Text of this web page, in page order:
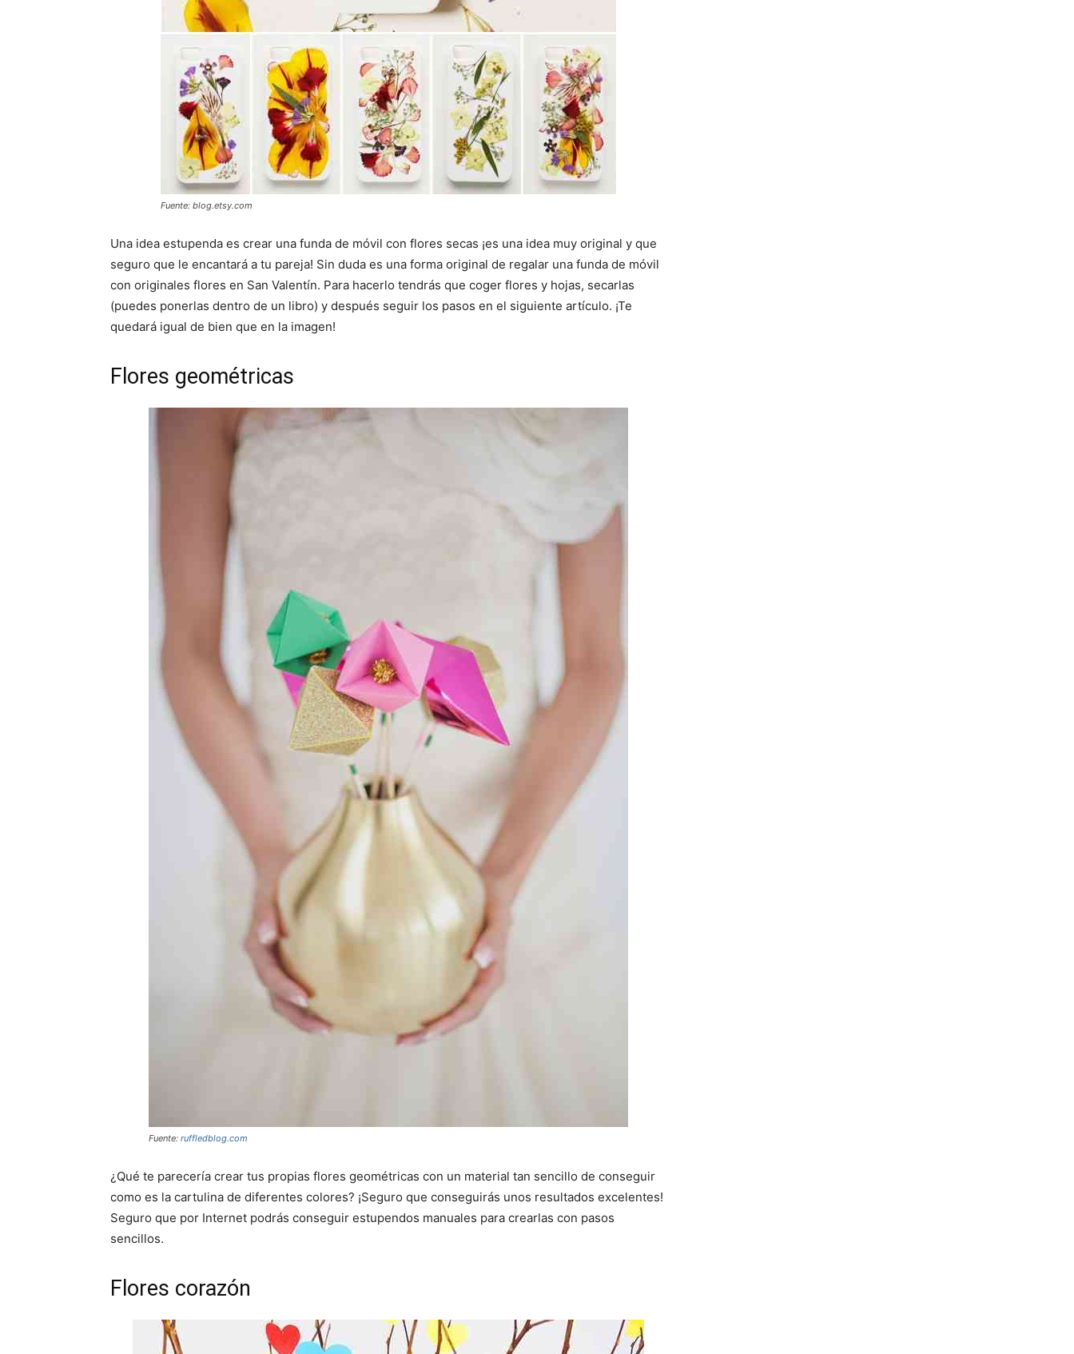
Fuente: blog.etsy.com
Una idea estupenda es crear una funda de móvil con flores secas ¡es una idea muy original y que
seguro que le encantará a tu pareja! Sin duda es una forma original de regalar una funda de móvil
con originales flores en San Valentín. Para hacerlo tendrás que coger flores y hojas, secarlas
(puedes ponerlas dentro de un libro) y después seguir los pasos en el siguiente artículo. ¡Te
quedará igual de bien que en la imagen!
Flores geométricas
Fuente: ruffledblog.com
¿Qué te parecería crear tus propias flores geométricas con un material tan sencillo de conseguir
como es la cartulina de diferentes colores? ¡Seguro que conseguirás unos resultados excelentes!
Seguro que por Internet podrás conseguir estupendos manuales para crearlas con pasos
sencillos.
Flores corazón